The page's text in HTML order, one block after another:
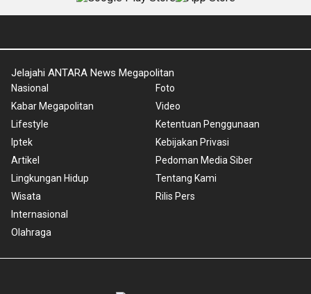
Jelajahi ANTARA News Megapolitan
Nasional
Kabar Megapolitan
Lifestyle
Iptek
Artikel
Lingkungan Hidup
Wisata
Internasional
Olahraga
Foto
Video
Ketentuan Penggunaan
Kebijakan Privasi
Pedoman Media Siber
Tentang Kami
Rilis Pers